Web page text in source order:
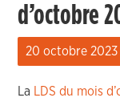
d’octobre
20 octobre 2023
La LDS du mois